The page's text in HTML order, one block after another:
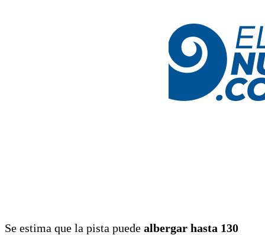
Se estima que la pista puede albergar hasta 130